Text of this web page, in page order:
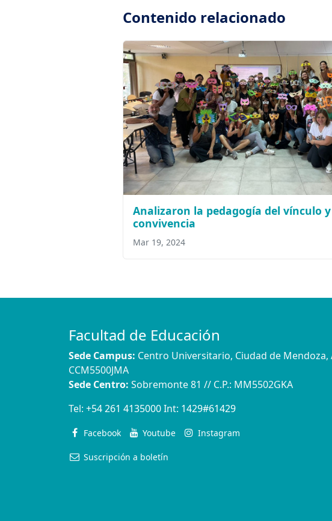
Contenido relacionado
Analizaron la pedagogía del vínculo
convivencia
Mar 19, 2024
Facultad de Educación
Sede Campus: Centro Universitario, Ciudad de Mendoza,
CCM5500JMA
Sede Centro: Sobremonte 81 // C.P.: MM5502GKA
Tel: +54 261 4135000Int: 1429#61429
Facebook Youtube Instagram
Suscripción a boletín